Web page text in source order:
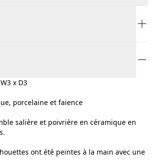
x D3
porcelaine et faïence
salière et poivrière en céramique en
ont été peintes à la main avec une